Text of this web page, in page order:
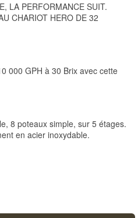
LA PERFORMANCE SUIT.
CHARIOT HERO DE 32
000 GPH à 30 Brix avec cette
8 poteaux simple, sur 5 étages.
en acier inoxydable.